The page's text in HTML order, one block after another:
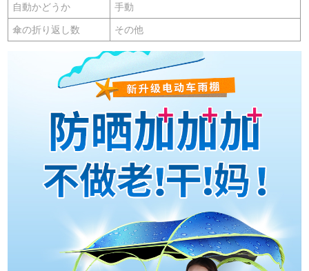
自動かどうか 手動
傘の折り返し数 その他